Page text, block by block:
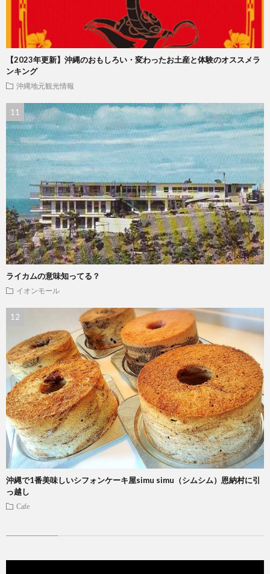
【2023年更新】沖縄のおもしろい・変わったお土産と体験のオススメラ
ンキング
沖縄地元観光情報
ライカムの意味知ってる？
イオンモール
沖縄で1番美味しいシフォンケーキ屋simu simu（シムシム）恩納村に引
っ越し
Cafe
動